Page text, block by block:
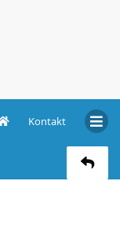
Kontakt